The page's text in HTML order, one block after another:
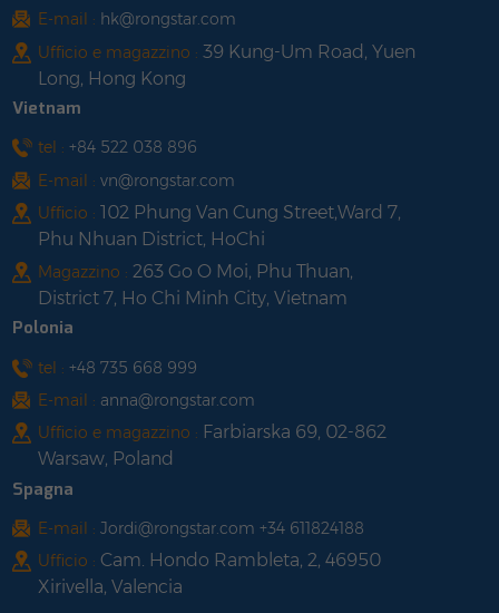
E-mail : hk@rongstar.com
Ufficio e magazzino : 39 Kung-Um Road, Yuen
Long, Hong Kong
Vietnam
tel : +84 522 038 896
E-mail : vn@rongstar.com
Ufficio : 102 Phung Van Cung Street,Ward 7,
Phu Nhuan District, HoChi
Magazzino : 263 Go O Moi, Phu Thuan,
District 7, Ho Chi Minh City, Vietnam
Polonia
tel : +48 735 668 999
E-mail : anna@rongstar.com
Ufficio e magazzino : Farbiarska 69, 02-862
Warsaw, Poland
Spagna
E-mail : Jordi@rongstar.com +34 611824188
Ufficio : Cam. Hondo Rambleta, 2, 46950
Xirivella, Valencia